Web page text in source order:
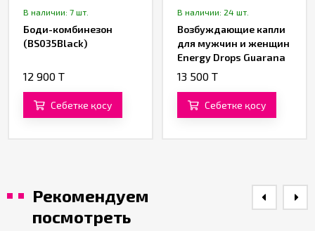
В наличии: 7 шт.
Боди-комбинезон
(BS035Black)
12 900 T
Себетке қосу
В наличии: 24 шт.
Возбуждающие капли
для мужчин и женщин
Energy Drops Guarana
(m+w)
13 500 T
Себетке қосу
Рекомендуем
посмотреть